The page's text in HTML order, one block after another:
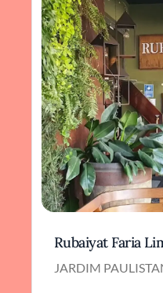
Rubaiyat Faria
JARDIM